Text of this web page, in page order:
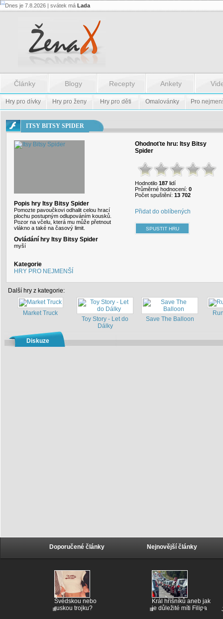
Flash.nazev
Flash.nazev
Dnes je 7.8.2026 | svátek má Lada
Články Blogy Recepty Ankety
Hry pro dívky Hry pro ženy Hry pro děti Omalovánky Pro
ITSY BITSY SPIDER
Popis hry Itsy Bitsy Spider
Pomozte pavoučkovi odhalit celou hrací
plochu postupným odlupováním kousků.
Pozor na včelu, která mu může přetnout
vlákno a také na časový limit.
Ovládání hry Itsy Bitsy Spider
myší
Kategorie
HRY PRO NEJMENŠÍ
Ohodnoťte hru: Itsy Bitsy
Spider
Hodnotilo 187 lidí
Průměrné hodnocení: 0
Počet spuštění: 13 702
Přidat do oblíbených
Další hry z kategorie:
Market Truck
Toy Story - Let do
Dálky
Save The Balloon
Diskuze
Doporučené články
Švédskou nebo
ruskou trojku?
Nejnovější články
Král hříšníků aneb jak
je důležité míti Filipa